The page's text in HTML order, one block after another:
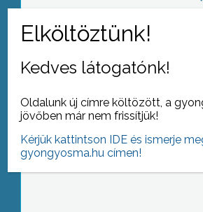
Játszóteret újítottak fel
Választ várnak
Kedves látogatónk!
Oldalunk új címre költözött, a
jövőben már nem frissítjük!
Kérjük kattintson IDE és ismerje
gyongyosma.hu címen!